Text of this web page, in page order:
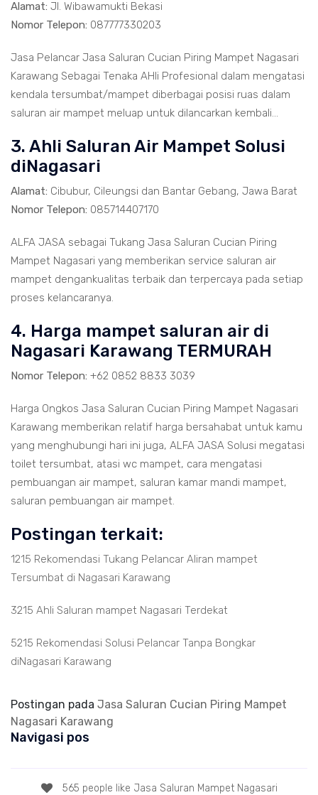
Alamat: Jl. Wibawamukti Bekasi
Nomor Telepon: 087777330203
Jasa Pelancar Jasa Saluran Cucian Piring Mampet Nagasari
Karawang Sebagai Tenaka AHli Profesional dalam mengatasi
kendala tersumbat/mampet diberbagai posisi ruas dalam
saluran air mampet meluap untuk dilancarkan kembali...
3. Ahli Saluran Air Mampet Solusi
diNagasari
Alamat: Cibubur, Cileungsi dan Bantar Gebang, Jawa Barat
Nomor Telepon: 085714407170
ALFA JASA sebagai Tukang Jasa Saluran Cucian Piring
Mampet Nagasari yang memberikan service saluran air
mampet dengankualitas terbaik dan terpercaya pada setiap
proses kelancaranya.
4. Harga mampet saluran air di
Nagasari Karawang TERMURAH
Nomor Telepon: +62 0852 8833 3039
Harga Ongkos Jasa Saluran Cucian Piring Mampet Nagasari
Karawang memberikan relatif harga bersahabat untuk kamu
yang menghubungi hari ini juga, ALFA JASA Solusi megatasi
toilet tersumbat, atasi wc mampet, cara mengatasi
pembuangan air mampet, saluran kamar mandi mampet,
saluran pembuangan air mampet.
Postingan terkait:
1215 Rekomendasi Tukang Pelancar Aliran mampet
Tersumbat di Nagasari Karawang
3215 Ahli Saluran mampet Nagasari Terdekat
5215 Rekomendasi Solusi Pelancar Tanpa Bongkar
diNagasari Karawang
Postingan pada Jasa Saluran Cucian Piring Mampet
Nagasari Karawang
Navigasi pos
565 people like Jasa Saluran Mampet Nagasari